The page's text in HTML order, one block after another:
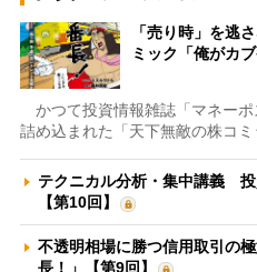
「売り時」を逃
ミック「俺がカ
かつて投資情報雑誌「マネー
詰め込まれた「天下無敵の株コミ
テクニカル分析・集中講義 投
【第10回】
不透明相場に勝つ信用取引の
長！」【第9回】